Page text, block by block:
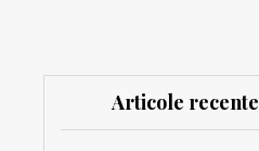
Articole recente